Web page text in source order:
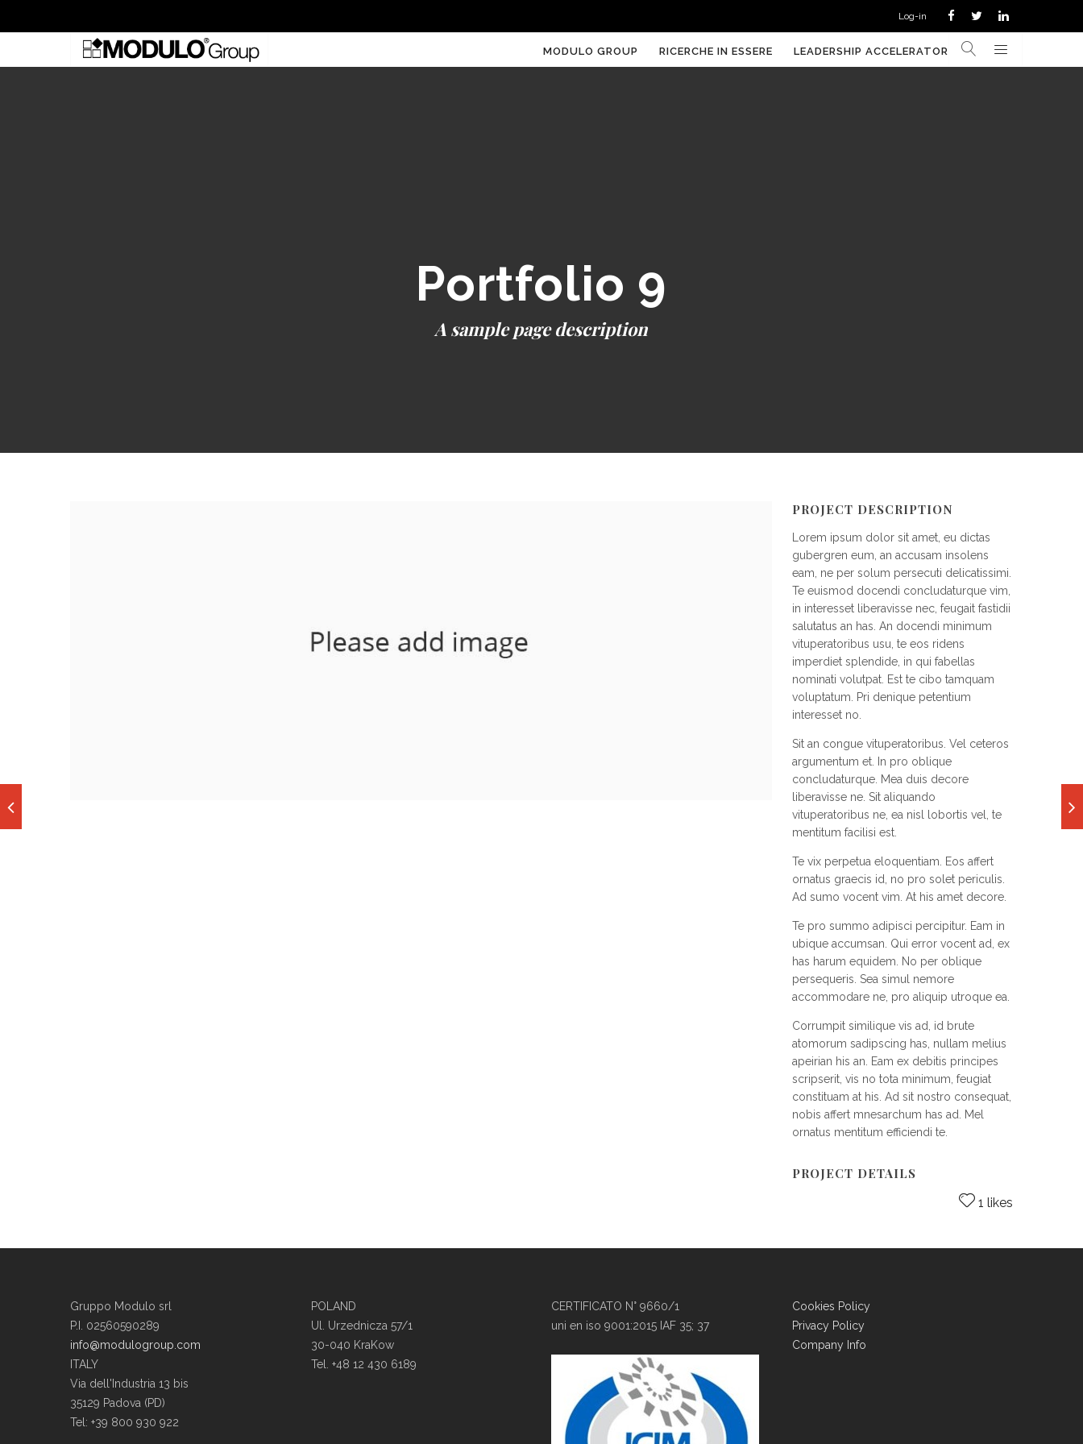
Log-in
MODULO GROUP RICERCHE IN ESSERE LEADERSHIP ACCELERATOR
Portfolio 9
A sample page description
PROJECT DESCRIPTION
Lorem ipsum dolor sit amet, eu dictas
gubergren eum, an accusam insolens
eam, ne per solum persecuti delicatissimi.
Te euismod docendi concludaturque vim,
in interesset liberavisse nec, feugait fastidii
salutatus an has. An docendi minimum
vituperatoribus usu, te eos ridens
imperdiet splendide, in qui fabellas
nominati volutpat. Est te cibo tamquam
voluptatum. Pri denique petentium
interesset no.
Sit an congue vituperatoribus. Vel ceteros
argumentum et. In pro oblique
concludaturque. Mea duis decore
liberavisse ne. Sit aliquando
vituperatoribus ne, ea nisl lobortis vel, te
mentitum facilisi est.
Te vix perpetua eloquentiam. Eos affert
ornatus graecis id, no pro solet periculis.
Ad sumo vocent vim. At his amet decore.
Te pro summo adipisci percipitur. Eam in
ubique accumsan. Qui error vocent ad, ex
has harum equidem. No per oblique
persequeris. Sea simul nemore
accommodare ne, pro aliquip utroque ea.
Corrumpit similique vis ad, id brute
atomorum sadipscing has, nullam melius
apeirian his an. Eam ex debitis principes
scripserit, vis no tota minimum, feugiat
constituam at his. Ad sit nostro consequat,
nobis affert mnesarchum has ad. Mel
ornatus mentitum efficiendi te.
PROJECT DETAILS
1 likes
Gruppo Modulo srl
P.I. 02560590289
info@modulogroup.com
ITALY
Via dell'Industria 13 bis
35129 Padova (PD)
Tel: +39 800 930 922
POLAND
Ul. Urzednicza 57/1
30-040 KraKow
Tel. +48 12 430 6189
CERTIFICATO N° 9660/1
uni en iso 9001:2015 IAF 35; 37
Cookies Policy
Privacy Policy
Company Info